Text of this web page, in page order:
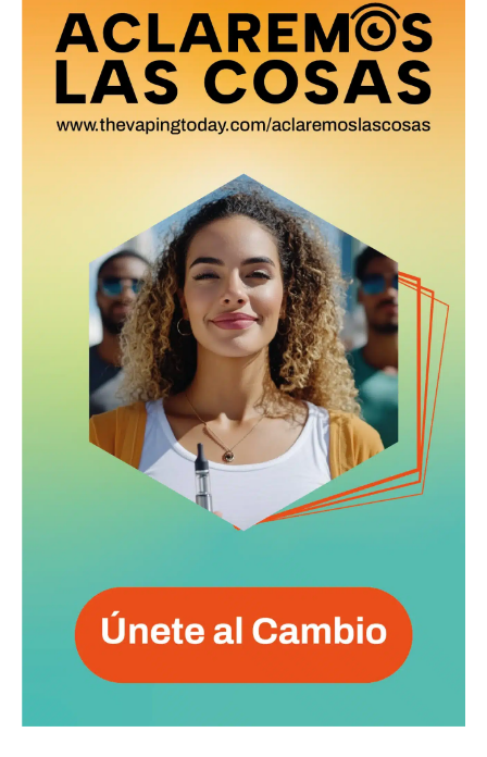
SUBSCRIBIRSE